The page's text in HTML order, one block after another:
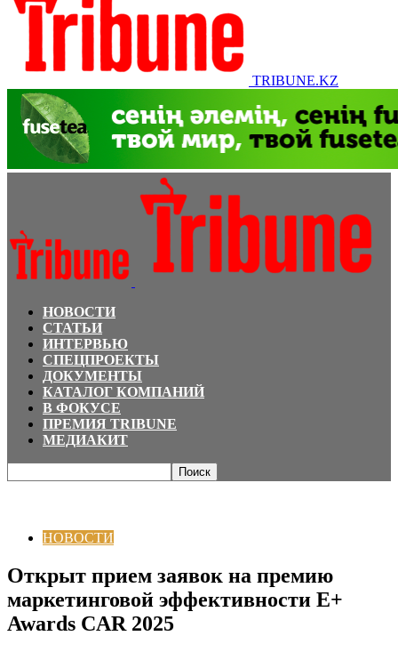
TRIBUNE.KZ
НОВОСТИ
СТАТЬИ
ИНТЕРВЬЮ
СПЕЦПРОЕКТЫ
ДОКУМЕНТЫ
КАТАЛОГ КОМПАНИЙ
В ФОКУСЕ
ПРЕМИЯ TRIBUNE
МЕДИАКИТ
НОВОСТИ
Открыт прием заявок на премию
маркетинговой эффективности E+
Awards CAR 2025